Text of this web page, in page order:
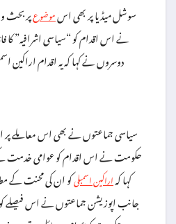
سوشل میڈیا پر بھی اسموضوعپر بحث
نے اس اقدام کو “سیاسی اشرافیہ” کا
دوسروں نے کہا کہ یہ اقدام اراکین
سیاسی جماعتوں نے بھی اس معاملے
حکومت نے اس اقدام کو عوامی خدمت
کہا کہاراکین اسمبلیکو ان کی محنت کے
جانب اپوزیشن جماعتوں نے اس فیصلے کو